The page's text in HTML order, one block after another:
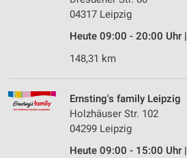
04317 Leipzig
Heute 09:00 - 20:00 Uhr |
148,31 km
Ernsting's family Leipzig
Holzhäuser Str. 102
04299 Leipzig
Heute 09:00 - 15:00 Uhr |